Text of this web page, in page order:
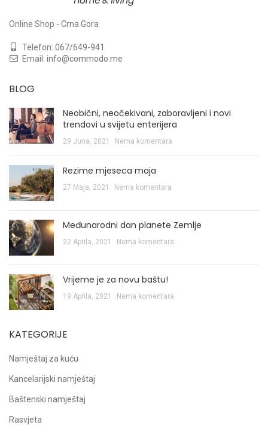
Online Shop - Crna Gora
Telefon: 067/649-941
Email: info@commodo.me
BLOG
Neobični, neočekivani, zaboravljeni i novi
trendovi u svijetu enterijera
29 Juna, 2021 Nema komentara
Rezime mjeseca maja
27 Maja, 2021 Nema komentara
Međunarodni dan planete Zemlje
22 Aprila, 2021 Nema komentara
Vrijeme je za novu baštu!
19 Aprila, 2021 Nema komentara
KATEGORIJE
Namještaj za kuću
Kancelarijski namještaj
Baštenski namještaj
Rasvjeta